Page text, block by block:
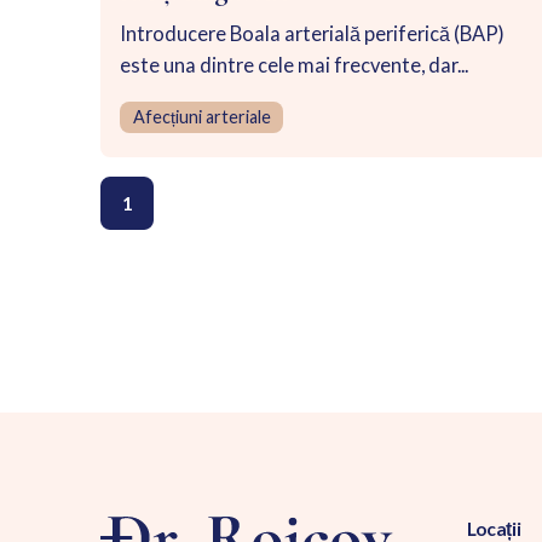
Introducere Boala arterială periferică (BAP)
este una dintre cele mai frecvente, dar...
Afecțiuni arteriale
1
Locații